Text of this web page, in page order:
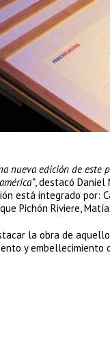
nueva edición de
, destacó Daniel
está integrado por:
Pichón Riviere,
la obra de
y embellecimiento